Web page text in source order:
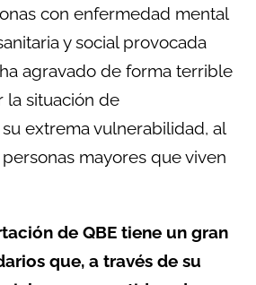
con enfermedad mental
y social provocada
agravado de forma terrible
la situación de
extrema vulnerabilidad, al
mayores que viven
de QBE tiene un gran
que, a través de su